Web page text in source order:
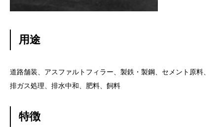
用途
道路舗装、アスファルトフィラー、製鉄・製鋼、セメント原料、
排ガス処理、排水中和、肥料、飼料
特徴